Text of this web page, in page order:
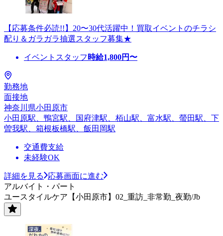
【応募条件必読!!】20〜30代活躍中！買取イベントのチラシ
配り＆ガラガラ抽選スタッフ募集★
イベントスタッフ 時給1,800円〜
勤務地
面接地
神奈川県小田原市
小田原駅、鴨宮駅、国府津駅、栢山駅、富水駅、螢田駅、下
曽我駅、箱根板橋駅、飯田岡駅
交通費支給
未経験OK
詳細を見る
応募画面に進む
アルバイト・パート
ユースタイルケア【小田原市】02_重訪_非常勤_夜勤/Jb